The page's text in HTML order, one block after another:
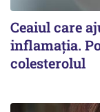
Ceaiul care
inflamația.
colesterolul